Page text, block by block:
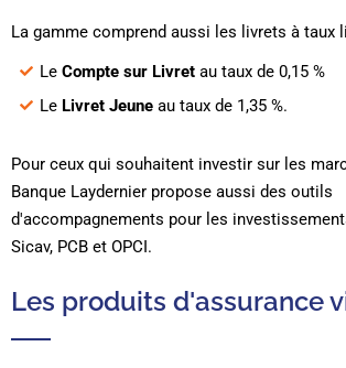
La gamme comprend aussi les livrets à taux
Le Compte sur Livretau taux de 0,15 %
Le Livret Jeuneau taux de 1,35 %.
Pour ceux qui souhaitent investir sur les
Banque Laydernier propose aussi des outils
d'accompagnements pour les
Sicav, PCB et OPCI.
Les produits d'assurance